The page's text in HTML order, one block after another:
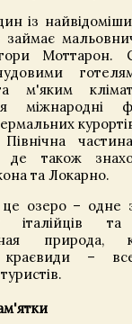
із
Моттарон.
м'яким
міжнародні
де також
та Локарно.
озеро – одне
італійців
природа,
краєвиди –